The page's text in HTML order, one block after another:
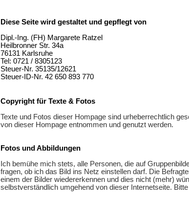
Diese Seite wird gestaltet und gepflegt von
Dipl.-Ing. (FH) Margarete Ratzel
Heilbronner Str. 34a
76131 Karlsruhe
Tel: 0721 / 8305123
Steuer-Nr. 35135/12621
Steuer-ID-Nr. 42 650 893 770
Copyright für Texte & Fotos
Texte und Fotos dieser Hompage sind urheberrechtlich
von dieser Hompage entnommen und genutzt werden.
Fotos und Abbildungen
Ich bemühe mich stets, alle Personen, die auf
fragen, ob ich das Bild ins Netz einstellen darf. Die
einem der Bilder wiedererkennen und dies nicht (mehr)
selbstverständlich umgehend von dieser Internetseite.